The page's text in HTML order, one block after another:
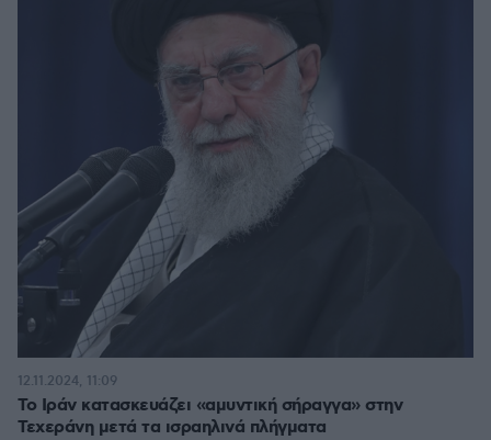
To Ιράν κατασκευάζει «αμυντική σήραγγα» στην
Τεχεράνη μετά τα ισραηλινά πλήγματα
12.11.2024, 11:09